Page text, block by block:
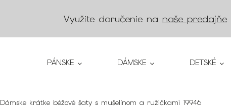
Využite doručenie na naše predajňe
PÁNSKE DÁMSKE DETSKÉ
Dámske krátke béžové šaty s mušelínom a ružičkami 19946